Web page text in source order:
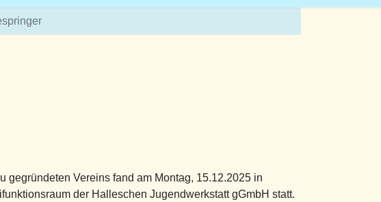
gegründeten Vereins fand am Montag, 15.12.2025 in
der Halleschen Jugendwerkstatt gGmbH statt.